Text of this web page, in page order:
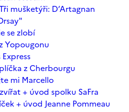
mušketýři: D’Artagnan
se zlobí
Yopougonu
z Cherbourgu
mi Marcello
+ úvod spolku SaFra
+ úvod Jeanne Pommeau